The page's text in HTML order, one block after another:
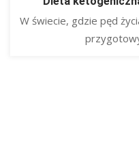
W świecie, gdzie pęd